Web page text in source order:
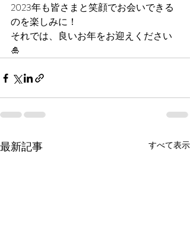
2023年も皆さまと笑顔でお会いできる
のを楽しみに！
それでは、良いお年をお迎えください
🎍
最新記事 すべて表示